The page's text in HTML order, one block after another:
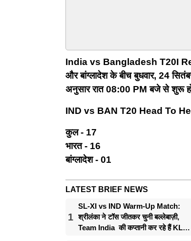
India vs Bangladesh T20I
और बांग्लादेश के बीच बुधवार, 24
अनुसार रात 08:00 PM बजे से शुरू
IND vs BAN T20 Head To
कुल - 17
भारत - 16
बांग्लादेश - 01
LATEST BRIEF NEWS
1
SL-XI vs IND Warm-Up Match:
श्रीलंका ने टॉस जीतकर चुनी बल्लेबाज़ी,
Team India की कप्तानी कर रहे हैं KL